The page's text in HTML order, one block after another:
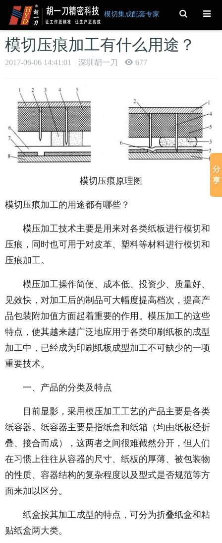
模切集成配套专家 Toggle
Search
模切压痕加工有什么用途？
2017-06-06 14:41:01 深圳胡一刀 677
模切压痕原理图
模切压痕加工的用途都有哪些？
模压加工技术主要是用来对各类纸板进行模切和
压痕，同时也可用于对皮革、塑料等材料进行模切和
压痕加工。
模压加工操作简便、成本低、投资少、质量好、
见效快，对加工后的制品可大幅度提高档次，提高产
品包装附加值方面起着重要的作用。模压加工的这些
特点，使其越来越广泛地应用于各类印刷纸板的成型
加工中，已经成为印刷纸板成型加工不可缺少的一项
重要技术。
一、产品的分类及特点
目前显影，采用模压加工工艺的产品主要是各类
纸容器。纸容器主要是指纸盒和纸箱（均由纸板经折
叠、接合而成），这两者之间很难截然分开，但人们
在习惯上往往从容器的尺寸、纸板的厚薄、被包装物
的性质、容器结构的复杂程度以及型式是否规范等方
面来加以区分。
纸盒按其加工成型的特点，可分为折叠纸盒和粘
贴纸盒两大类。